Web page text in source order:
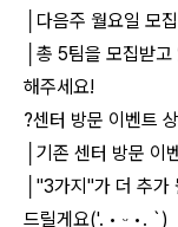
│다음주 월요일 모
│총 5팀을 모집받
해주세요!
?센터 방문 이벤트
│기존 센터 방문 이
│"3가지"가 더 추
드릴게요('. • ᵕ •. `)